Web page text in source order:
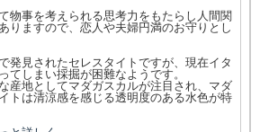
物事を考えられる思考力をもたらし人間関
りますので、恋人や夫婦円満のお守りとし
発見されたセレスタイトですが、現在イタ
てしまい採掘が困難なようです。
産地としてマダガスカルが注目され、マダ
トは清涼感を感じる透明度のある水色が特